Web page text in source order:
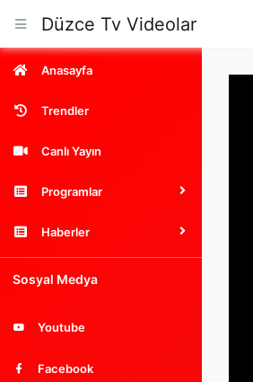
Düzce Tv Videolar
Anasayfa
Trendler
Canlı Yayın
Programlar
Haberler
Sosyal Medya
Youtube
Facebook